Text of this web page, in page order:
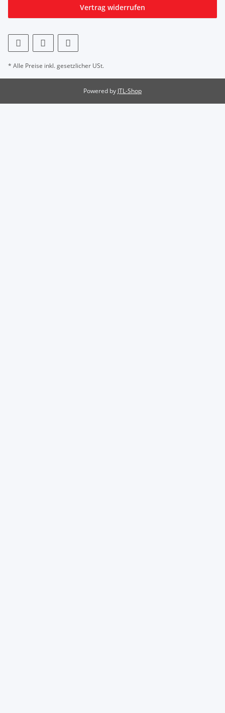
Vertrag widerrufen
* Alle Preise inkl. gesetzlicher USt.
Powered by JTL-Shop